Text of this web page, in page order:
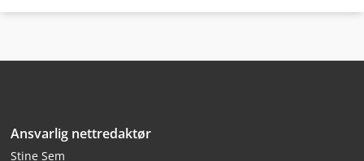
Ansvarlig nettredaktør
Stine Sem